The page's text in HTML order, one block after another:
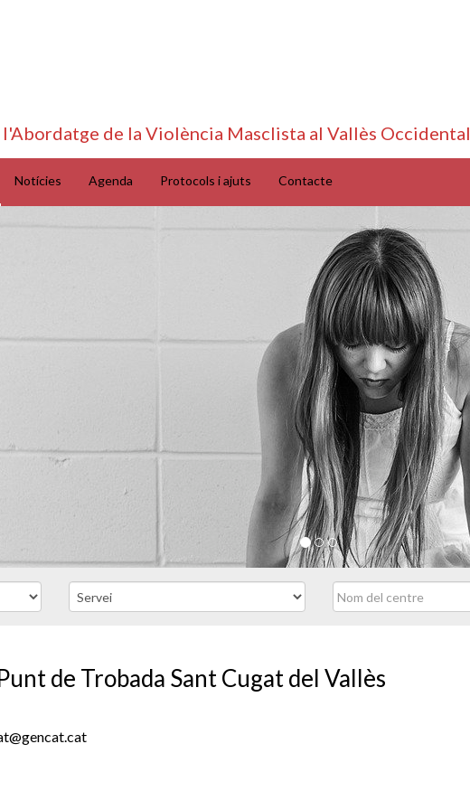
l'Abordatge de la Violència Masclista al Vallès Occidental
Notícies Agenda Protocols i ajuts Contacte
de Trobada Sant Cugat del Vallès